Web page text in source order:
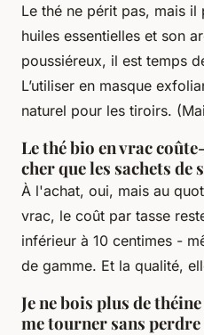
Le thé ne périt pas, mais
huiles essentielles et son
poussiéreux, il est temps
L’utiliser en masque
naturel pour les tiroirs.
Le thé bio en vrac
cher que les sachets de
À l'achat, oui, mais au
vrac, le coût par tasse
inférieur à 10 centimes -
de gamme. Et la qualité,
Je ne bois plus de
me tourner sans